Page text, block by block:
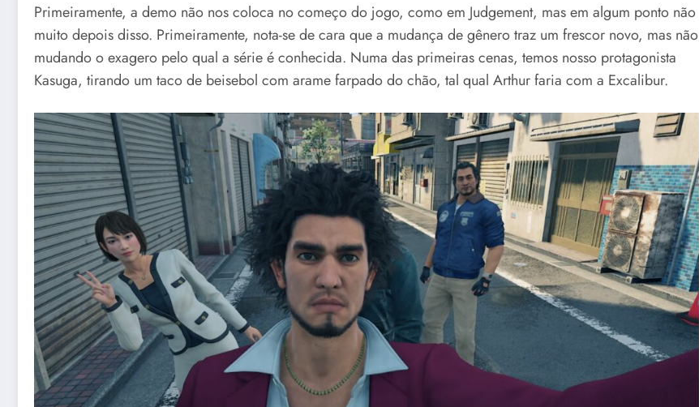
Primeiramente, a demo não nos coloca no começo do jogo, como em Judgement, mas em algum ponto não
muito depois disso. Primeiramente, nota-se de cara que a mudança de gênero traz um frescor novo, mas não
mudando o exagero pelo qual a série é conhecida. Numa das primeiras cenas, temos nosso protagonista
Kasuga, tirando um taco de beisebol com arame farpado do chão, tal qual Arthur faria com a Excalibur.